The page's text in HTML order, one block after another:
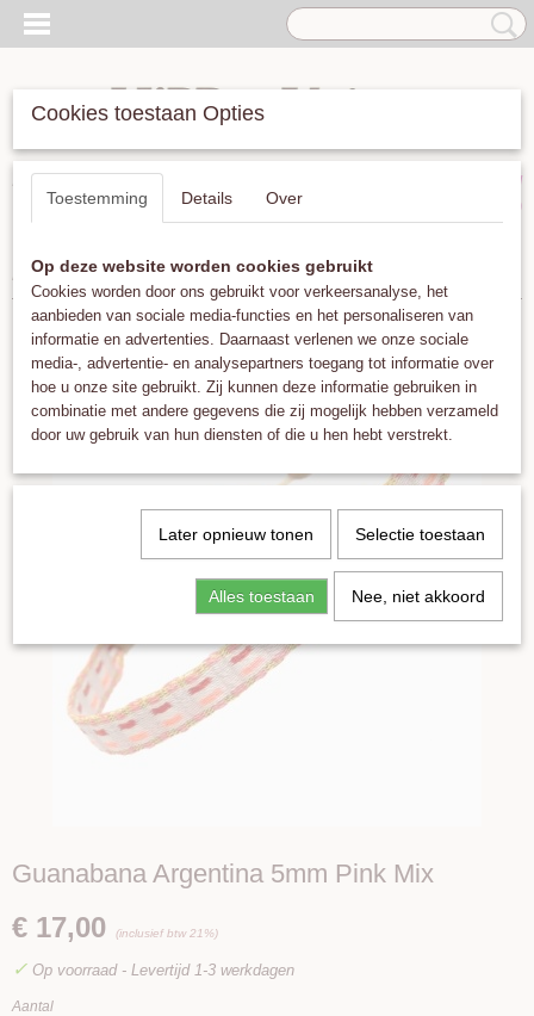
Inloggen Registreren
UW WINKELWAGEN
(0)
Home >Armbanden>Guanabana Argentina 5mm Pink Mix
Guanabana Argentina 5mm Pink Mix
€ 17,00 (inclusief btw 21%)
✓ Op voorraad - Levertijd 1-3 werkdagen
Aantal
Cookies toestaan Opties
Toestemming Details Over
Op deze website worden cookies gebruikt
Cookies worden door ons gebruikt voor verkeersanalyse, het
aanbieden van sociale media-functies en het personaliseren van
informatie en advertenties. Daarnaast verlenen we onze sociale
media-, advertentie- en analysepartners toegang tot informatie over
hoe u onze site gebruikt. Zij kunnen deze informatie gebruiken in
combinatie met andere gegevens die zij mogelijk hebben verzameld
door uw gebruik van hun diensten of die u hen hebt verstrekt.
Later opnieuw tonen Selectie toestaan
Alles toestaan Nee, niet akkoord